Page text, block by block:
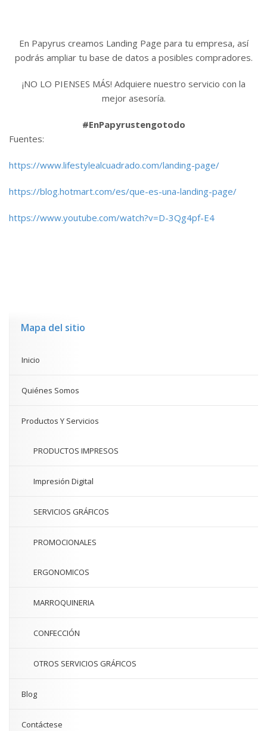
En Papyrus creamos Landing Page para tu empresa, así
podrás ampliar tu base de datos a posibles compradores.
¡NO LO PIENSES MÁS! Adquiere nuestro servicio con la
mejor asesoría.
#EnPapyrustengotodo
Fuentes:
https://www.lifestylealcuadrado.com/landing-page/
https://blog.hotmart.com/es/que-es-una-landing-page/
https://www.youtube.com/watch?v=D-3Qg4pf-E4
Mapa del sitio
Inicio
Quiénes Somos
Productos Y Servicios
PRODUCTOS IMPRESOS
Impresión Digital
SERVICIOS GRÁFICOS
PROMOCIONALES
ERGONOMICOS
MARROQUINERIA
CONFECCIÓN
OTROS SERVICIOS GRÁFICOS
Blog
Contáctese